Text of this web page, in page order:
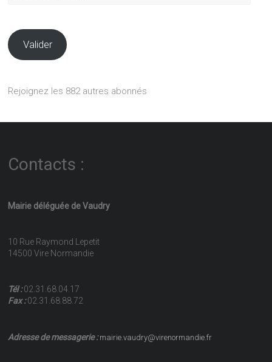
Valider
Rejoignez les 882 autres abonnés
Contacts :
Mairie déléguée de Vaudry
10 Rue Raymond Lepetit
14500 Vire Normandie
Tél :02.31.68.04.17
Fax :02.31.68.88.72
Adresse de messagerie :mairie.vaudry@virenormandie.fr